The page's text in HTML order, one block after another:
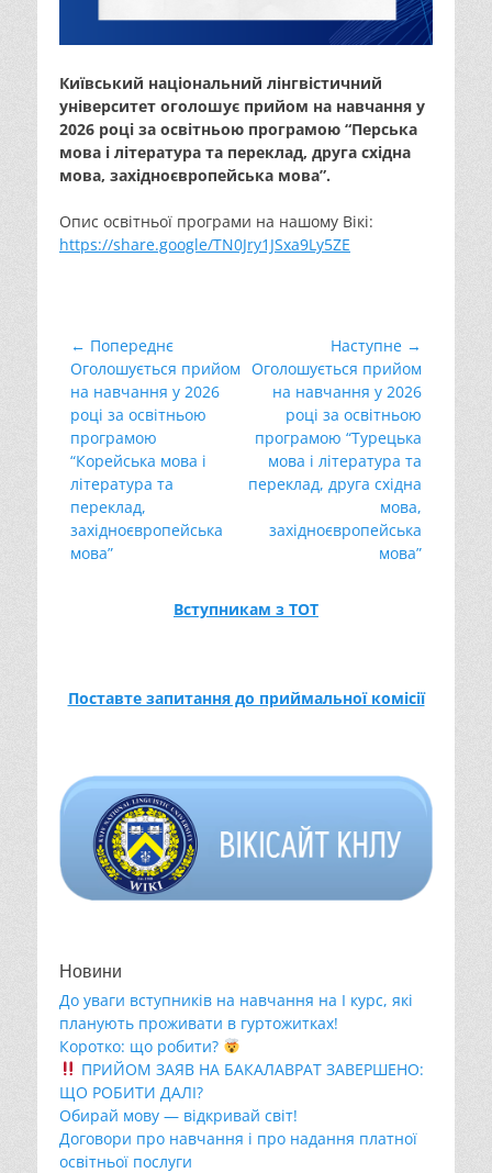
Київський національний лінгвістичний
університет оголошує прийом на навчання у
2026 році за освітньою програмою “Перська
мова і література та переклад, друга східна
мова, західноєвропейська мова”.
Опис освітньої програми на нашому Вікі:
https://share.google/TN0Jry1JSxa9Ly5ZE
Навігація
записів
← Попереднє
Попередній
запис:
Оголошується прийом
на навчання у 2026
році за освітньою
програмою
“Корейська мова і
література та
переклад,
західноєвропейська
мова”
Наступне →
Наступний
запис:
Оголошується прийом
на навчання у 2026
році за освітньою
програмою “Турецька
мова і література та
переклад, друга східна
мова,
західноєвропейська
мова”
Вступникам з ТОТ
Поставте запитання до приймальної комісії
Новини
До уваги вступників на навчання на І курс, які
планують проживати в гуртожитках!
Коротко: що робити?
ПРИЙОМ ЗАЯВ НА БАКАЛАВРАТ ЗАВЕРШЕНО:
ЩО РОБИТИ ДАЛІ?
Обирай мову — відкривай світ!
Договори про навчання і про надання платної
освітньої послуги